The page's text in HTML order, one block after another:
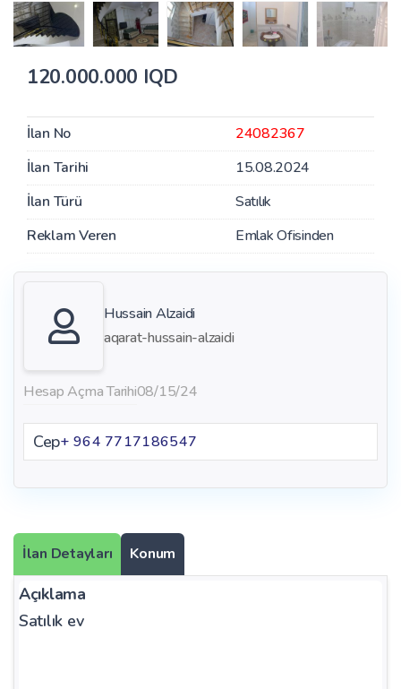
120.000.000 IQD
İlan No
24082367
İlan Tarihi
15.08.2024
İlan Türü
Satılık
Reklam Veren
Emlak Ofisinden
Hussain Alzaidi
aqarat-hussain-alzaidi
Hesap Açma Tarihi08/15/24
Cep+ 964 7717186547
İlan Detayları Konum
Açıklama
Satılık ev